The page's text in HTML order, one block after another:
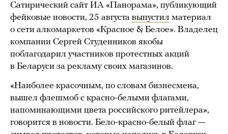
Сатирический сайт ИА «Панорама», публикующий
фейковые новости, 25 августа выпустил материал
о сети алкомаркетов «Красное & Белое». Владелец
компании Сергей Студенников якобы
поблагодарил участников протестных акций
в Беларуси за рекламу своих магазинов.
«Наиболее красочным, по словам бизнесмена,
вышел флешмоб с красно-белыми флагами,
напоминающими цвета российского ритейлера»,
говорится в новости. Бело-красно-белый флаг —